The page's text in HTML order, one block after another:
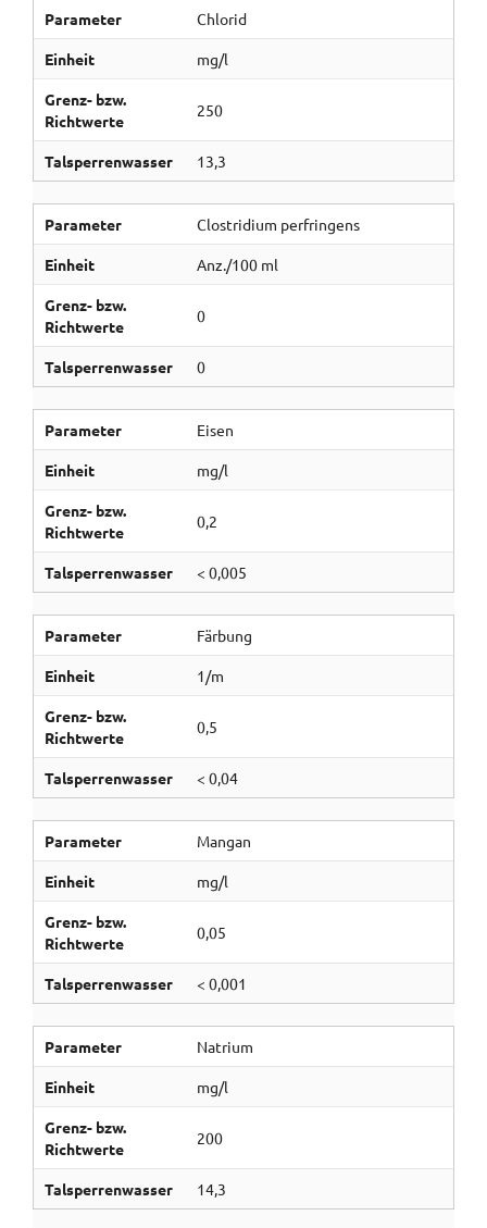
Parameter Chlorid
Einheit mg/l
Grenz- bzw.
Richtwerte
250
Talsperrenwasser 13,3
Parameter Clostridium perfringens
Einheit Anz./100 ml
Grenz- bzw.
Richtwerte
0
Talsperrenwasser 0
Parameter Eisen
Einheit mg/l
Grenz- bzw.
Richtwerte
0,2
Talsperrenwasser < 0,005
Parameter Färbung
Einheit 1/m
Grenz- bzw.
Richtwerte
0,5
Talsperrenwasser < 0,04
Parameter Mangan
Einheit mg/l
Grenz- bzw.
Richtwerte
0,05
Talsperrenwasser < 0,001
Parameter Natrium
Einheit mg/l
Grenz- bzw.
Richtwerte
200
Talsperrenwasser 14,3